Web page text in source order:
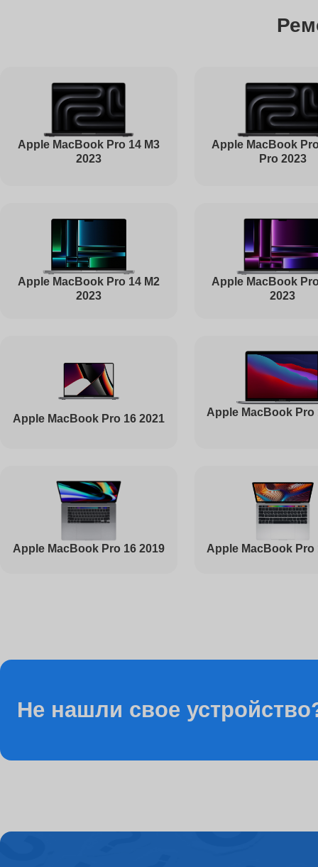
Ремонт Bluetooth
Ремонт южного моста
Настройка Wi-Fi
Ремонт вебкамеры
Ремонт жесткого диска
Ремонт цепей питания
Ремонт разъема питания
Ремонт видеочипа
Apple MacBook Pro 14 M3
2023
Apple MacBook
Pro 2023
Apple MacBook Pro 14 M2
2023
Apple MacBook
2023
Apple MacBook Pro 16 2021
Apple MacBook Pro
Apple MacBook Pro 16 2019 Apple MacBook Pro
Не нашли свое